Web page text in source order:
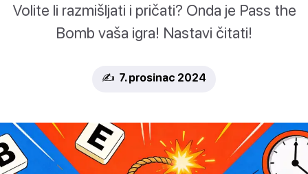
Volite li razmišljati i pričati? Onda je Pass the
Bomb vaša igra! Nastavi čitati!
✍️ 7. prosinac 2024